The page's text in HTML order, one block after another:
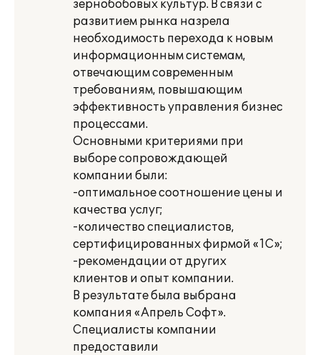
зернобобовых культур. В связи с
развитием рынка назрела
необходимость перехода к новым
информационным системам,
отвечающим современным
требованиям, повышающим
эффективность управления бизнес
процессами.
Основными критериями при
выборе сопровождающей
компании были:
-оптимальное соотношение цены и
качества услуг;
-количество специалистов,
сертифицированных фирмой «1С»;
-рекомендации от других
клиентов и опыт компании.
В результате была выбрана
компания «Апрель Софт».
Специалисты компании
предоставили